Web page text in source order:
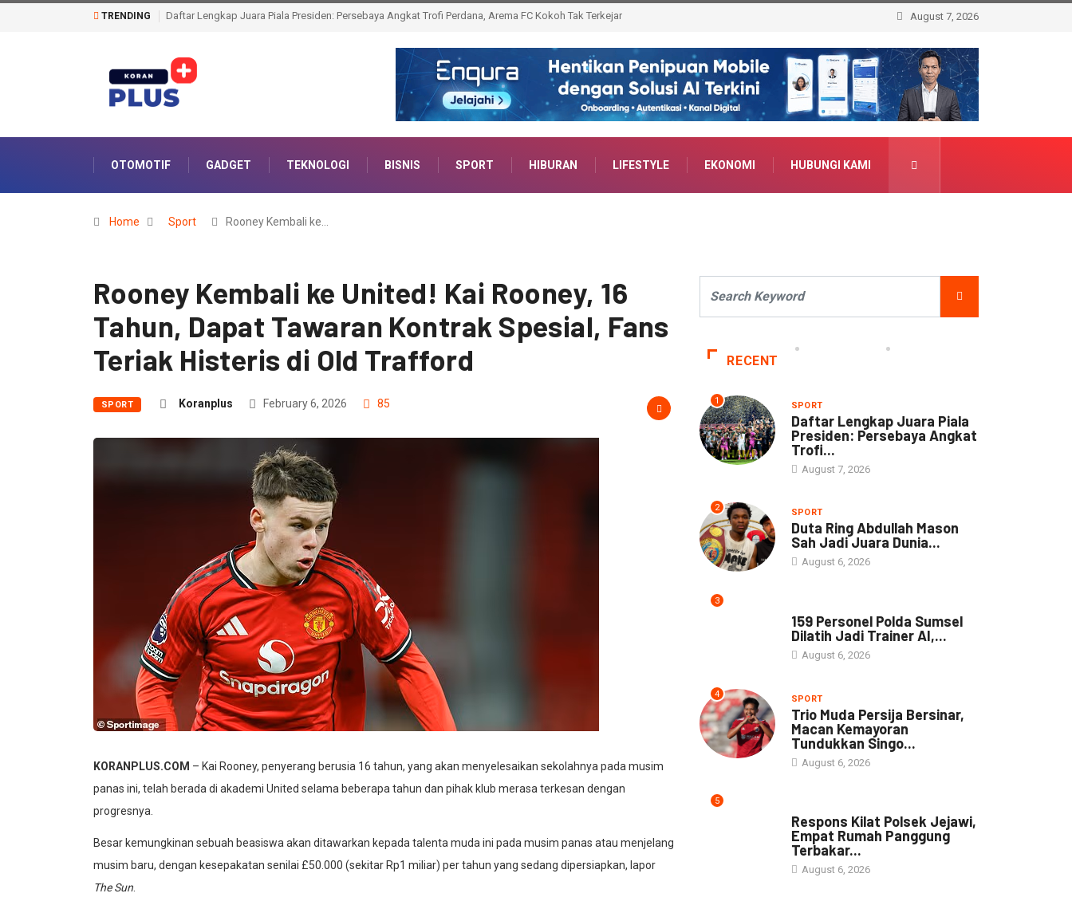
TRENDING Duta Ring Abdullah Mason Sah Jadi Juara Dunia WBO Usai Penyerahan Sabuk Oleh Vasyl Lomachenko August 7, 2026
OTOMOTIF GADGET TEKNOLOGI BISNIS SPORT HIBURAN LIFESTYLE EKONOMI HUBUNGI KAMI
Home Sport Rooney Kembali ke…
Rooney Kembali ke United! Kai Rooney, 16
Tahun, Dapat Tawaran Kontrak Spesial, Fans
Teriak Histeris di Old Trafford
SPORT Koranplus February 6, 2026 85
KORANPLUS.COM – Kai Rooney, penyerang berusia 16 tahun, yang akan menyelesaikan sekolahnya pada musim
panas ini, telah berada di akademi United selama beberapa tahun dan pihak klub merasa terkesan dengan
progresnya.
Besar kemungkinan sebuah beasiswa akan ditawarkan kepada talenta muda ini pada musim panas atau menjelang
musim baru, dengan kesepakatan senilai £50.000 (sekitar Rp1 miliar) per tahun yang sedang dipersiapkan, lapor
The Sun
RECENT
1 SPORT
Daftar Lengkap Juara Piala
Presiden: Persebaya Angkat
Trofi...
August 7, 2026
2 SPORT
Duta Ring Abdullah Mason
Sah Jadi Juara Dunia...
August 6, 2026
3
159 Personel Polda Sumsel
Dilatih Jadi Trainer AI,...
August 6, 2026
4 SPORT
Trio Muda Persija Bersinar,
Macan Kemayoran
Tundukkan Singo...
August 6, 2026
5
Respons Kilat Polsek Jejawi,
Empat Rumah Panggung
Terbakar...
August 6, 2026